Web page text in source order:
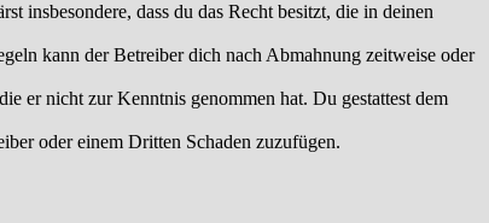
insbesondere, dass du das Recht besitzt, die in deinen
kann der Betreiber dich nach Abmahnung zeitweise oder
er nicht zur Kenntnis genommen hat. Du gestattest dem
oder einem Dritten Schaden zuzufügen.